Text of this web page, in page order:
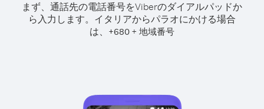
まず、通話先の電話番号をViberのダイアルパッドか
ら入力します。 イタリアからパラオにかける場合
は、 +680 + 地域番号